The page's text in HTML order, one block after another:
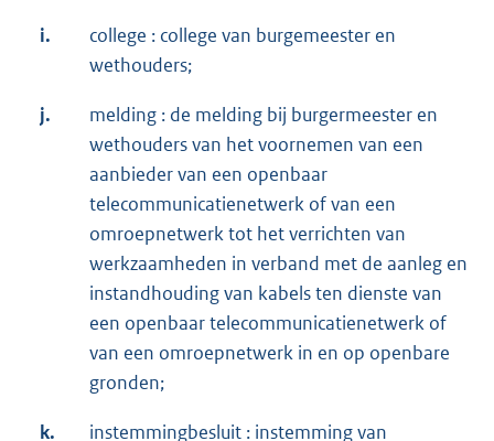
i.
college : college van burgemeester en
wethouders;
j.
melding : de melding bij burgermeester en
wethouders van het voornemen van een
aanbieder van een openbaar
telecommunicatienetwerk of van een
omroepnetwerk tot het verrichten van
werkzaamheden in verband met de aanleg en
instandhouding van kabels ten dienste van
een openbaar telecommunicatienetwerk of
van een omroepnetwerk in en op openbare
gronden;
k.
instemmingbesluit : instemming van